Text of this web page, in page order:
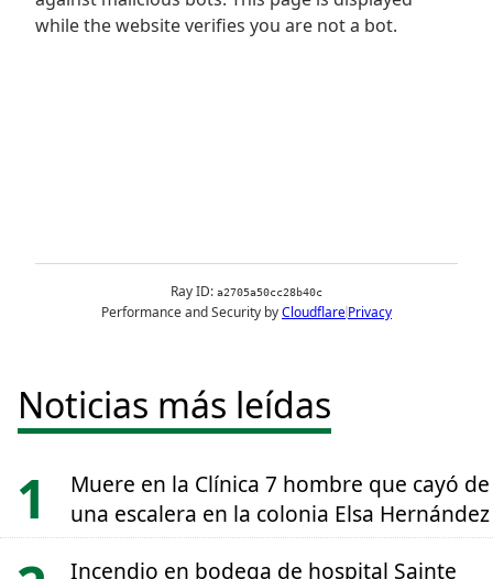
Noticias más leídas
Muere en la Clínica 7 hombre que cayó de
una escalera en la colonia Elsa Hernández
Incendio en bodega de hospital Sainte